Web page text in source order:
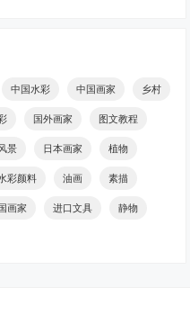
中国水彩 中国画家 乡村
国外画家 图文教程
景 日本画家 植物
彩颜料 油画 素描
画家 进口文具 静物